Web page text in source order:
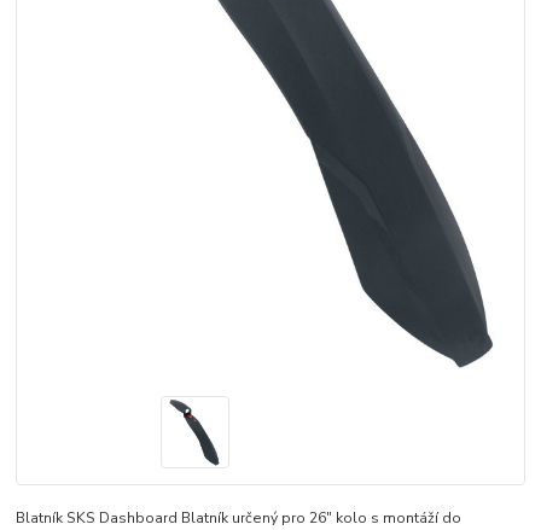
Blatník SKS Dashboard Blatník určený pro 26" kolo s montáží do